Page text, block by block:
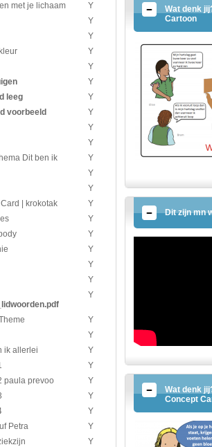
met je lichaam
Y
Y
Y
Y
Y
Y
leeg
Y
voorbeeld
Y
Y
Y
Dit ben ik
Y
Y
Y
| krokotak
Y
Y
Y
Y
Y
Y
Y
Y
Y
ik allerlei
Y
Y
paula prevoo
Y
Y
Y
Petra
Y
Y
Wat denk
Cartoon
Dit zijn mn
Wat denk
Concept